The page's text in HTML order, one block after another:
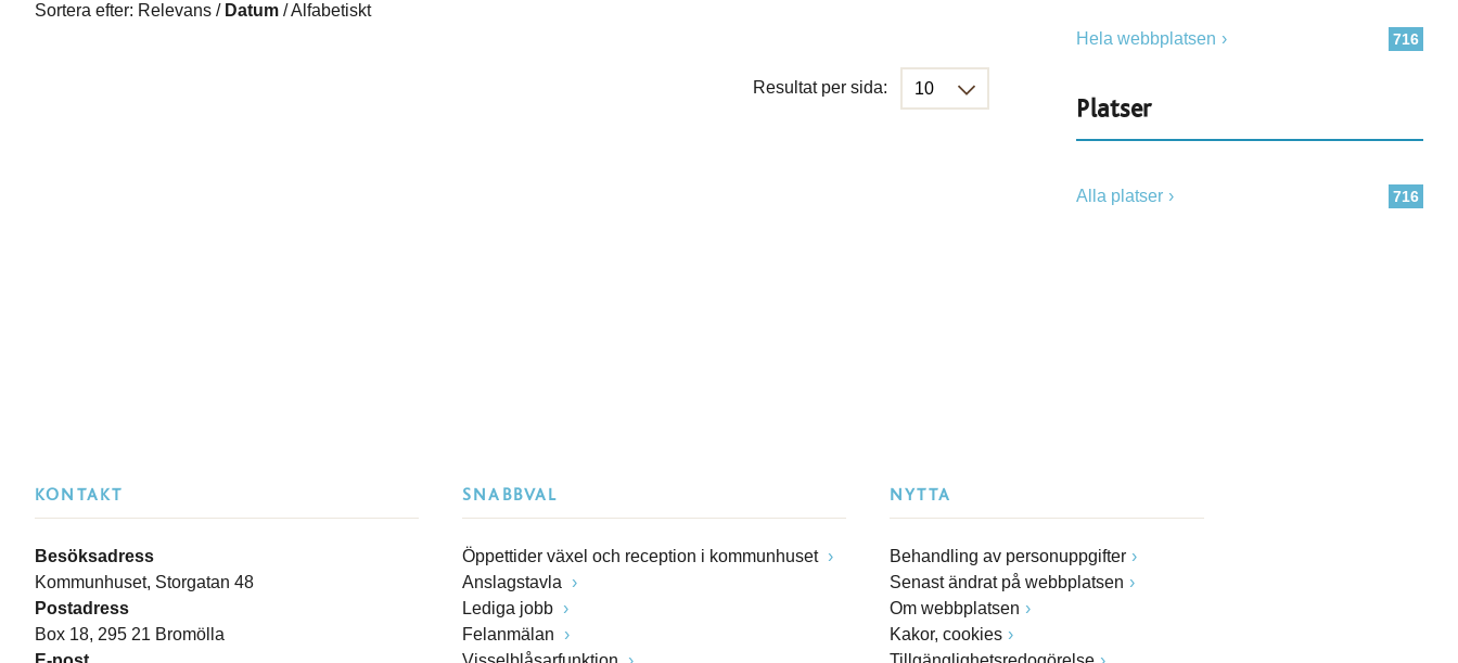
Sortera efter: Relevans / Datum /Alfabetiskt
Resultat per sida:
716
Hela webbplatsen
Platser
716
Alla platser
KONTAKT
Besöksadress
Kommunhuset, Storgatan 48
Postadress
Box 18, 295 21 Bromölla
SNABBVAL
Öppettider växel och reception i kommunhuset
Anslagstavla
Lediga jobb
Felanmälan
NYTTA
Behandling av personuppgifter
Senast ändrat på webbplatsen
Om webbplatsen
Kakor, cookies